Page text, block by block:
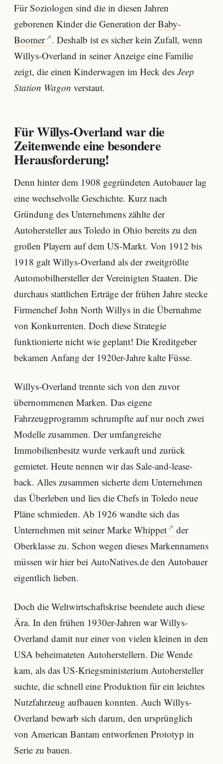
Für Soziologen sind die in diesen Jahren
geborenen Kinder die Generation derBaby-
Boomer . Deshalb ist es sicher kein Zufall, wenn
Willys-Overland in seiner Anzeige eine Familie
zeigt, die einen Kinderwagen im Heck des Jeep
Station Wagon verstaut.
Für Willys-Overland war die
Zeitenwende eine besondere
Herausforderung!
Denn hinter dem 1908 gegründeten Autobauer lag
eine wechselvolle Geschichte. Kurz nach
Gründung des Unternehmens zählte der
Autohersteller aus Toledo in Ohio bereits zu den
großen Playern auf dem US-Markt. Von 1912 bis
1918 galt Willys-Overland als der zweitgrößte
Automobilhersteller der Vereinigten Staaten. Die
durchaus stattlichen Erträge der frühen Jahre stecke
Firmenchef John North Willys in die Übernahme
von Konkurrenten. Doch diese Strategie
funktionierte nicht wie geplant! Die Kreditgeber
bekamen Anfang der 1920er-Jahre kalte Füsse.
Willys-Overland trennte sich von den zuvor
übernommenen Marken. Das eigene
Fahrzeugprogramm schrumpfte auf nur noch zwei
Modelle zusammen. Der umfangreiche
Immobilienbesitz wurde verkauft und zurück
gemietet. Heute nennen wir das Sale-and-lease-
back. Alles zusammen sicherte dem Unternehmen
das Überleben und lies die Chefs in Toledo neue
Pläne schmieden. Ab 1926 wandte sich das
Unternehmen mit seiner Marke Whippet
der
Oberklasse zu. Schon wegen dieses Markennamens
müssen wir hier bei AutoNatives.de den Autobauer
eigentlich lieben.
Doch die Weltwirtschaftskrise beendete auch diese
Ära. In den frühen 1930er-Jahren war Willys-
Overland damit nur einer von vielen kleinen in den
USA beheimateten Autoherstellern. Die Wende
kam, als das US-Kriegsministerium Autohersteller
suchte, die schnell eine Produktion für ein leichtes
Nutzfahrzeug aufbauen konnten. Auch Willys-
Overland bewarb sich darum, den ursprünglich
von American Bantam entworfenen Prototyp in
Serie zu bauen.